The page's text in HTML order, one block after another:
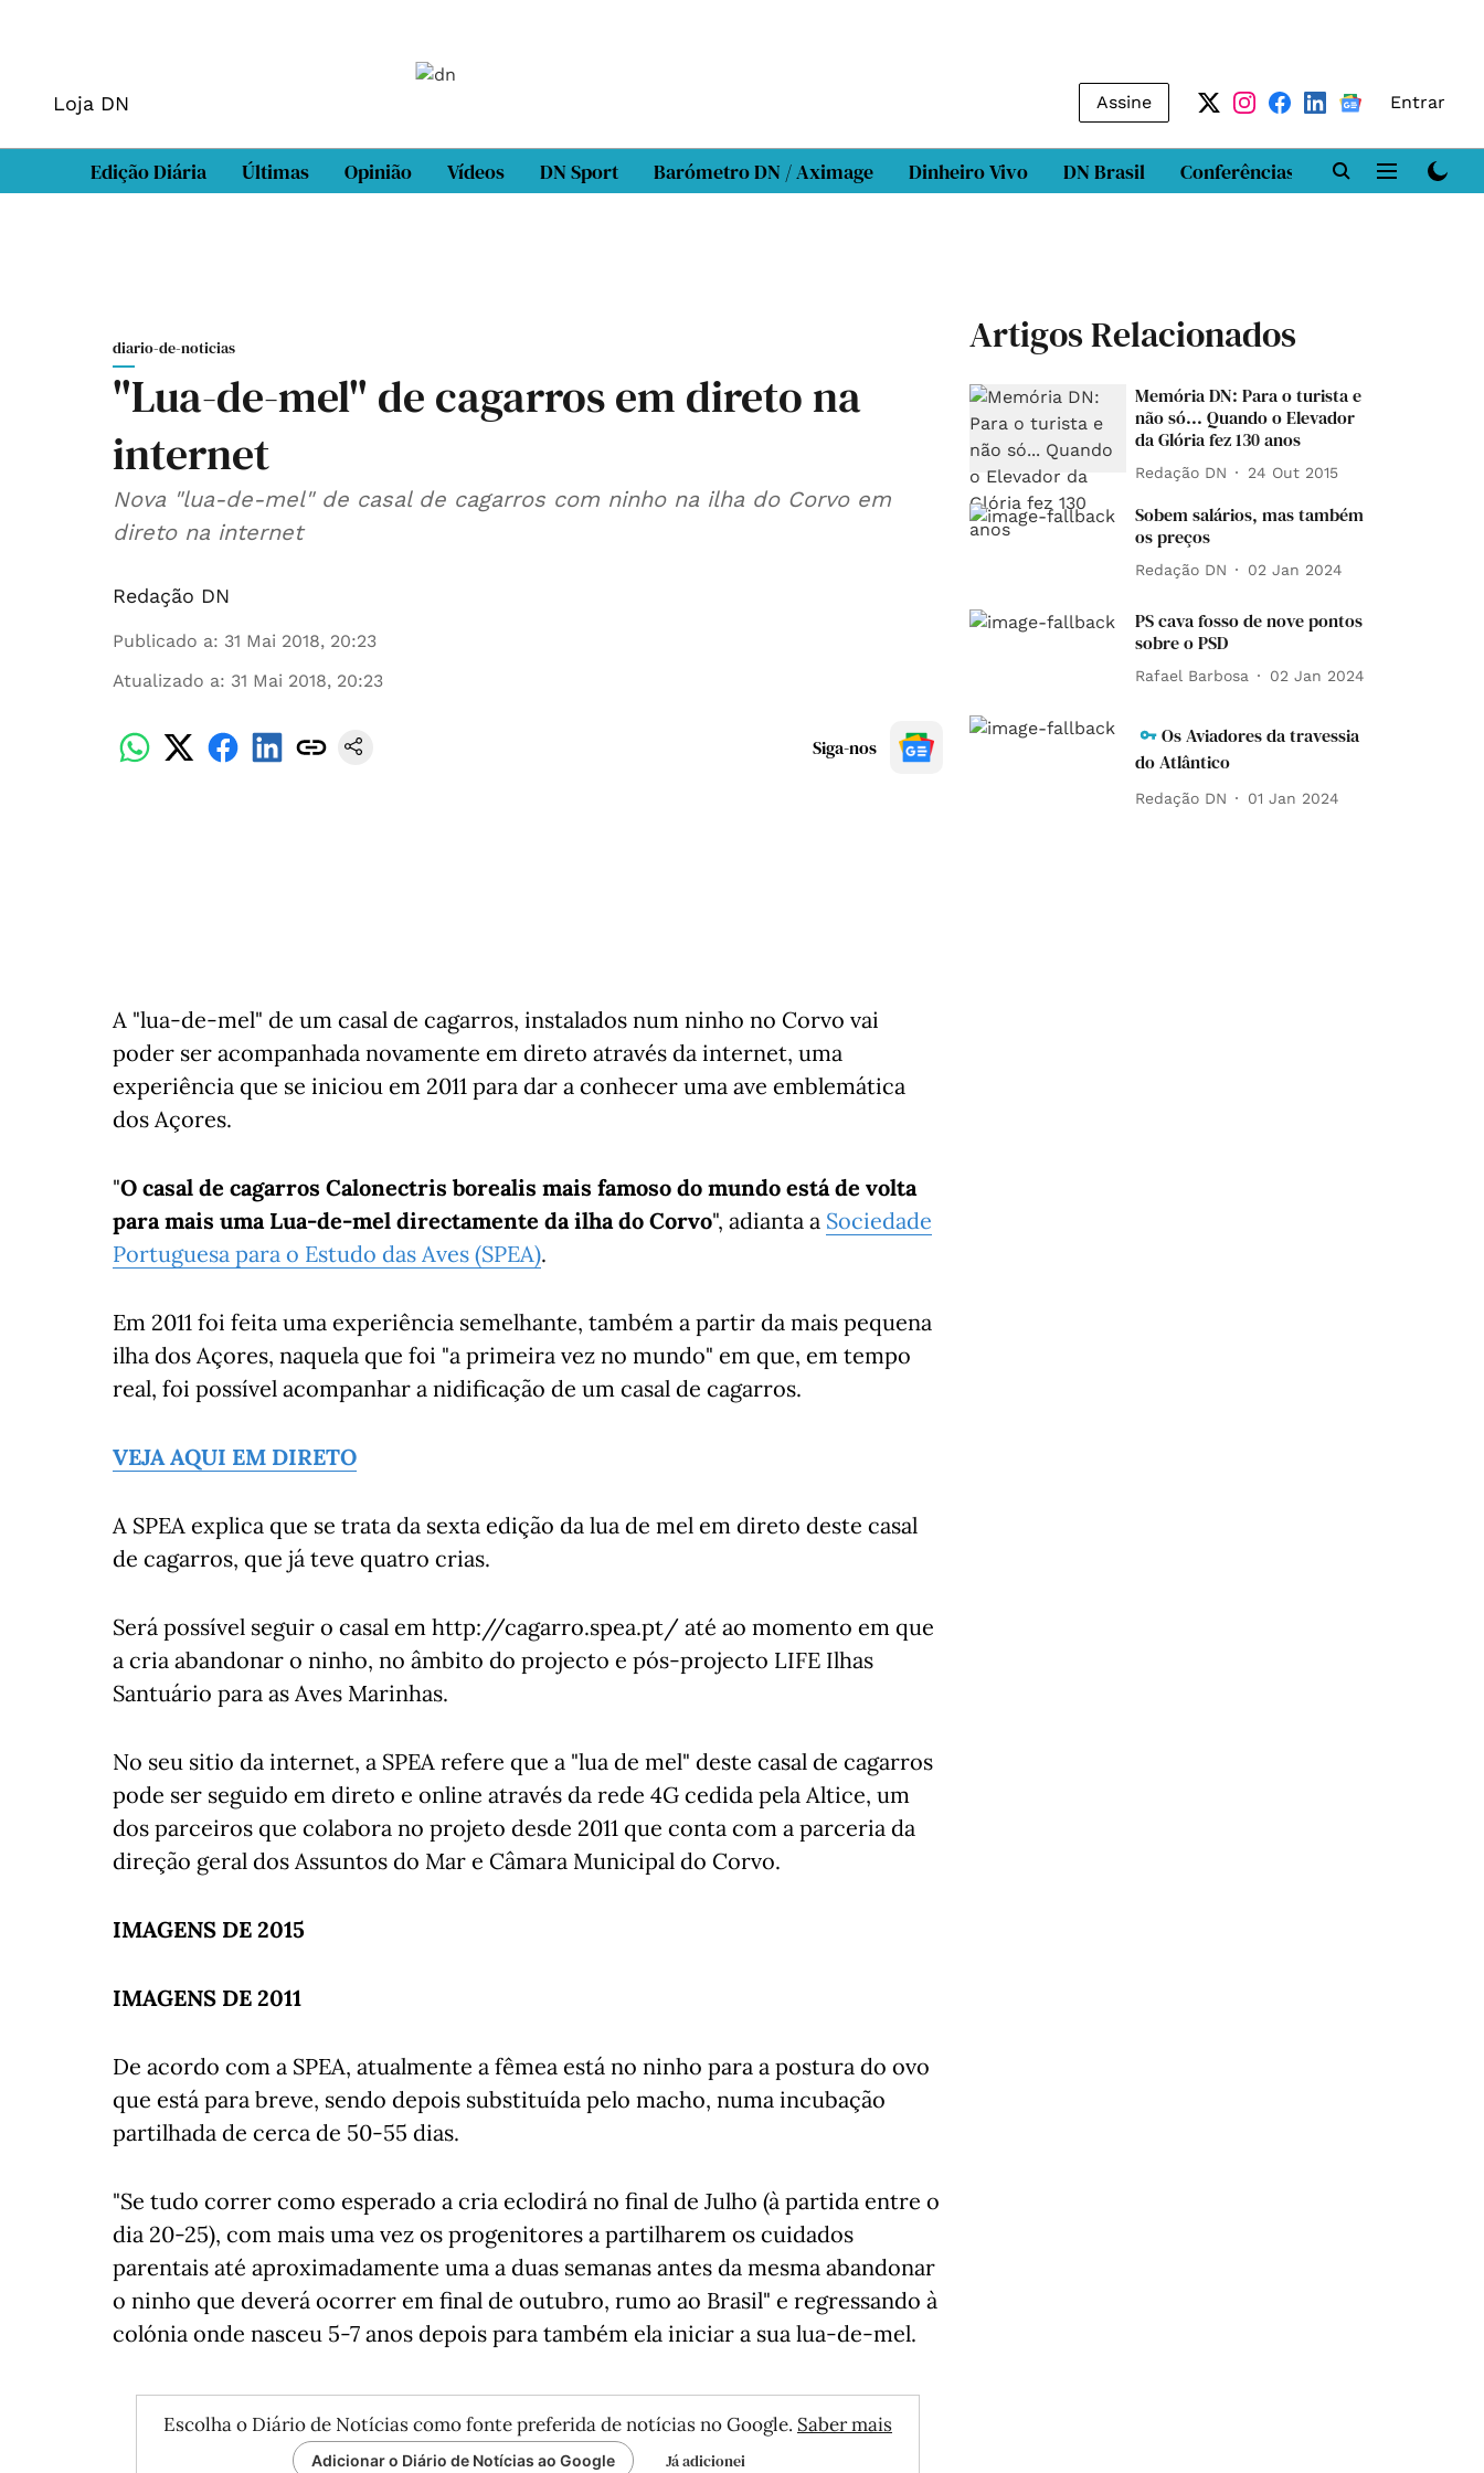
Loja DN Assine Entrar
Edição Diária Últimas Opinião Vídeos DN Sport Barómetro DN / Aximage Dinheiro Vivo DN Brasil Conferências DN LAB
diario-de-noticias
"Lua-de-mel" de cagarros em direto na
internet
Nova "lua-de-mel" de casal de cagarros com ninho na ilha do Corvo em
direto na internet
Redação DN
Publicado a: 31 Mai 2018, 20:23
Atualizado a: 31 Mai 2018, 20:23
Siga-nos
A "lua-de-mel" de um casal de cagarros, instalados num ninho no Corvo vai
poder ser acompanhada novamente em direto através da internet, uma
experiência que se iniciou em 2011 para dar a conhecer uma ave emblemática
dos Açores.
"O casal de cagarros Calonectris borealis mais famoso do mundo está de volta
para mais uma Lua-de-mel directamente da ilha do Corvo", adianta a Sociedade
Portuguesa para o Estudo das Aves (SPEA).
Em 2011 foi feita uma experiência semelhante, também a partir da mais pequena
ilha dos Açores, naquela que foi "a primeira vez no mundo" em que, em tempo
real, foi possível acompanhar a nidificação de um casal de cagarros.
VEJA AQUI EM DIRETO
A SPEA explica que se trata da sexta edição da lua de mel em direto deste casal
de cagarros, que já teve quatro crias.
Será possível seguir o casal em http://cagarro.spea.pt/ até ao momento em que
a cria abandonar o ninho, no âmbito do projecto e pós-projecto LIFE Ilhas
Santuário para as Aves Marinhas.
No seu sitio da internet, a SPEA refere que a "lua de mel" deste casal de cagarros
pode ser seguido em direto e online através da rede 4G cedida pela Altice, um
dos parceiros que colabora no projeto desde 2011 que conta com a parceria da
direção geral dos Assuntos do Mar e Câmara Municipal do Corvo.
IMAGENS DE 2015
IMAGENS DE 2011
De acordo com a SPEA, atualmente a fêmea está no ninho para a postura do ovo
que está para breve, sendo depois substituída pelo macho, numa incubação
partilhada de cerca de 50-55 dias.
"Se tudo correr como esperado a cria eclodirá no final de ​​​​​​​Julho (à partida entre o
dia 20-25), com mais uma vez os progenitores a partilharem os cuidados
parentais até aproximadamente uma a duas semanas antes da mesma abandonar
o ninho que deverá ocorrer em final de outubro, rumo ao Brasil" e regressando à
colónia onde nasceu 5-7 anos depois para também ela iniciar a sua lua-de-mel.
Escolha o Diário de Notícias como fonte preferida de notícias no Google. Saber mais
Adicionar o Diário de Notícias ao Google Já adicionei
Artigos Relacionados
Memória DN: Para o turista e
não só... Quando o Elevador
da Glória fez 130 anos
Redação DN 24 Out 2015
Sobem salários, mas também
os preços
Redação DN 02 Jan 2024
PS cava fosso de nove pontos
sobre o PSD
Rafael Barbosa 02 Jan 2024
Os Aviadores da travessia
do Atlântico
Redação DN 01 Jan 2024